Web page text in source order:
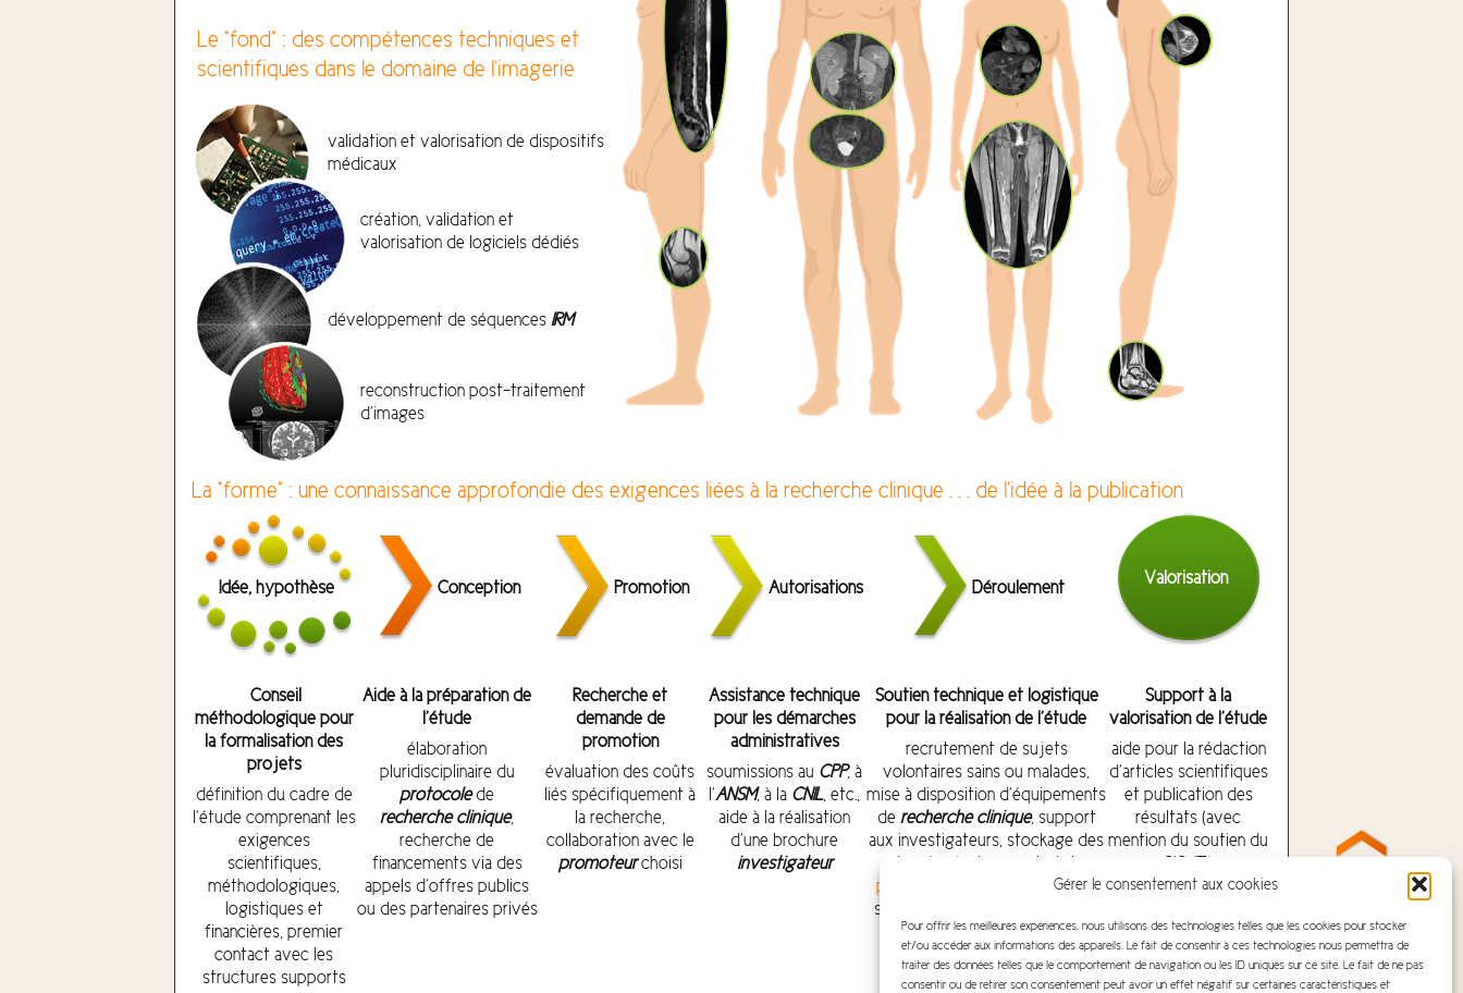
Gérer le consentement aux cookies
Pour offrir les meilleures expériences, nous utilisons des technologies telles que les cookies pour stocker
et/ou accéder aux informations des appareils. Le fait de consentir à ces technologies nous permettra de
traiter des données telles que le comportement de navigation ou les ID uniques sur ce site. Le fait de ne pas
consentir ou de retirer son consentement peut avoir un effet négatif sur certaines caractéristiques et
Le “fond” : des compétences techniques et
scientifiques dans le domaine de l’imagerie
validation et valorisation de dispositifs
médicaux
création, validation et
valorisation de logiciels dédiés
développement de séquencesIRM
reconstruction post-traitement
d’images
La “forme” : une connaissance approfondie des exigences liées à la recherche clinique . . . de l’idée à la publication
Idée, hypothèse
Conseil
méthodologique pour
la formalisation des
projets
définition du cadre de
l’étude comprenant les
exigences
scientifiques,
méthodologiques,
logistiques et
financières, premier
contact avec les
structures supports
Conception
Aide à la préparation de
l’étude
élaboration
pluridisciplinaire du
protocolede
recherche clinique,
recherche de
financements via des
appels d’offres publics
ou des partenaires privés
Promotion
Recherche et
demande de
promotion
évaluation des coûts
liés spécifiquement à
la recherche,
collaboration avec le
promoteurchoisi
Autorisations
Assistance technique
pour les démarches
administratives
soumissions au CPP, à
l’ANSM, à la CNIL, etc.,
aide à la réalisation
d’une brochure
investigateur
Déroulement
Soutien technique et logistique
pour la réalisation de l’étude
recrutement de sujets
volontaires sains ou malades,
mise à disposition d’équipements
de recherche clinique, support
aux investigateurs, stockage des
données (notamment via la
plateforme ArchiMed
), aide à la
saisie des données, ou encore à
l’analyse des résultats
Valorisation
Support à la
valorisation de l’étude
aide pour la rédaction
d’articles scientifiques
et publication des
résultats (avec
mention du soutien du
CIC-IT).